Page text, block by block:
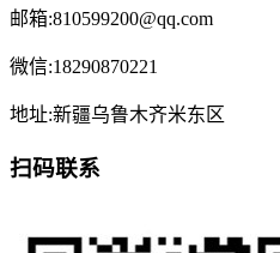
邮箱:810599200@qq.com
微信:18290870221
地址:新疆乌鲁木齐米东区
扫码联系